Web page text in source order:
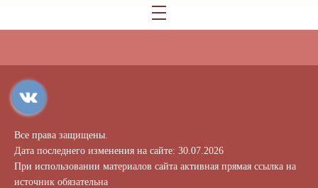
Все права защищены.
Дата последнего изменения на сайте: 30.07.2026
При использовании материалов сайта активная прямая ссылка на
источник обязательна